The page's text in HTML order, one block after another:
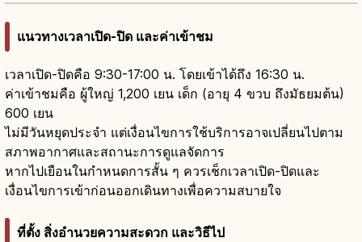
แนวทางเวลาเปิด-ปิด และค่าเข้าชม
เวลาเปิด-ปิดคือ 9:30-17:00 น. โดยเข้าได้ถึง 16:30 น.
ค่าเข้าชมคือ ผู้ใหญ่ 1,200 เยน เด็ก (อายุ 4 ขวบ ถึงมัธยมต้น)
600 เยน
ไม่มีวันหยุดประจำ แต่เงื่อนไขการใช้บริการอาจเปลี่ยนไปตาม
สภาพอากาศและสถานะการดูแลจัดการ
หากไปเยือนในกำหนดการสั้น ๆ ควรเช็กเวลาเปิด-ปิดและ
เงื่อนไขการเข้าก่อนออกเดินทางเพื่อความสบายใจ
ที่ตั้ง สิ่งอำนวยความสะดวก และวิธีไป